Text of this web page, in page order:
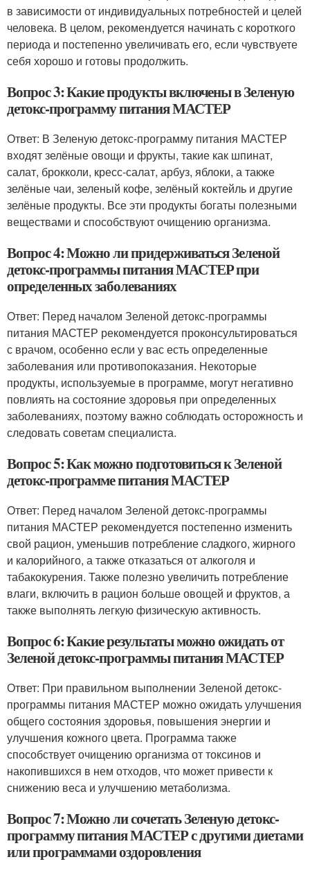
в зависимости от индивидуальных потребностей и целей
человека. В целом, рекомендуется начинать с короткого
периода и постепенно увеличивать его, если чувствуете
себя хорошо и готовы продолжить.
Вопрос 3: Какие продукты включены в Зеленую
детокс-программу питания МАСТЕР
Ответ: В Зеленую детокс-программу питания МАСТЕР
входят зелёные овощи и фрукты, такие как шпинат,
салат, брокколи, кресс-салат, арбуз, яблоки, а также
зелёные чаи, зеленый кофе, зелёный коктейль и другие
зелёные продукты. Все эти продукты богаты полезными
веществами и способствуют очищению организма.
Вопрос 4: Можно ли придерживаться Зеленой
детокс-программы питания МАСТЕР при
определенных заболеваниях
Ответ: Перед началом Зеленой детокс-программы
питания МАСТЕР рекомендуется проконсультироваться
с врачом, особенно если у вас есть определенные
заболевания или противопоказания. Некоторые
продукты, используемые в программе, могут негативно
повлиять на состояние здоровья при определенных
заболеваниях, поэтому важно соблюдать осторожность и
следовать советам специалиста.
Вопрос 5: Как можно подготовиться к Зеленой
детокс-программе питания МАСТЕР
Ответ: Перед началом Зеленой детокс-программы
питания МАСТЕР рекомендуется постепенно изменить
свой рацион, уменьшив потребление сладкого, жирного
и калорийного, а также отказаться от алкоголя и
табакокурения. Также полезно увеличить потребление
влаги, включить в рацион больше овощей и фруктов, а
также выполнять легкую физическую активность.
Вопрос 6: Какие результаты можно ожидать от
Зеленой детокс-программы питания МАСТЕР
Ответ: При правильном выполнении Зеленой детокс-
программы питания МАСТЕР можно ожидать улучшения
общего состояния здоровья, повышения энергии и
улучшения кожного цвета. Программа также
способствует очищению организма от токсинов и
накопившихся в нем отходов, что может привести к
снижению веса и улучшению метаболизма.
Вопрос 7: Можно ли сочетать Зеленую детокс-
программу питания МАСТЕР с другими диетами
или программами оздоровления